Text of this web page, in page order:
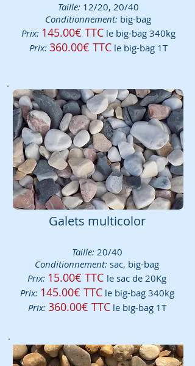
Taille:12/20, 20/40
Conditionnement: big-bag
Prix: 145.00€ TTCle big-bag 340kg
Prix: 360.00€ TTCle big-bag 1T
Galets multicolor
Taille:20/40
Conditionnement: sac, big-bag
Prix: 15.00€ TTC le sac de 20Kg
Prix: 145.00€ TTCle big-bag 340kg
Prix: 360.00€ TTCle big-bag 1T